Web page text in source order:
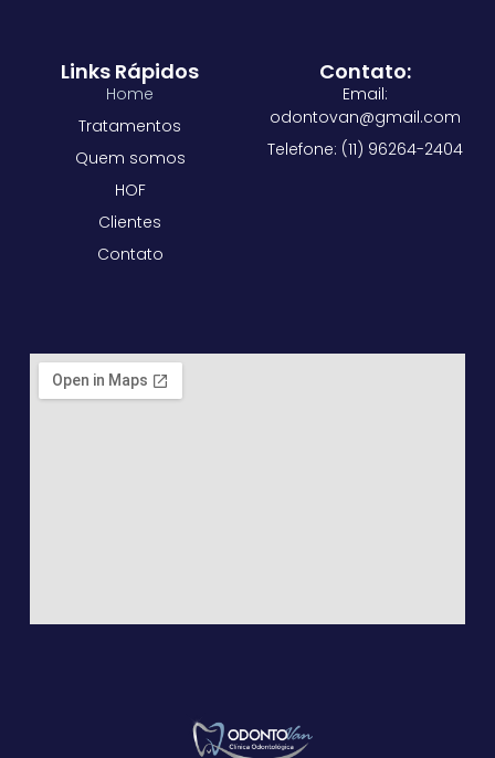
Links Rápidos
Home
Tratamentos
Quem somos
HOF
Clientes
Contato
Contato:
Email:
odontovan@gmail.com
Telefone: (11) 96264-2404